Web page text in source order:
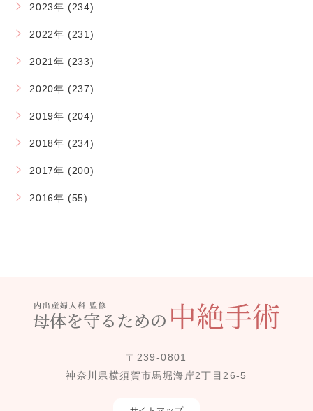
2023年 (234)
2022年 (231)
2021年 (233)
2020年 (237)
2019年 (204)
2018年 (234)
2017年 (200)
2016年 (55)
〒239-0801
神奈川県横須賀市馬堀海岸2丁目26-5